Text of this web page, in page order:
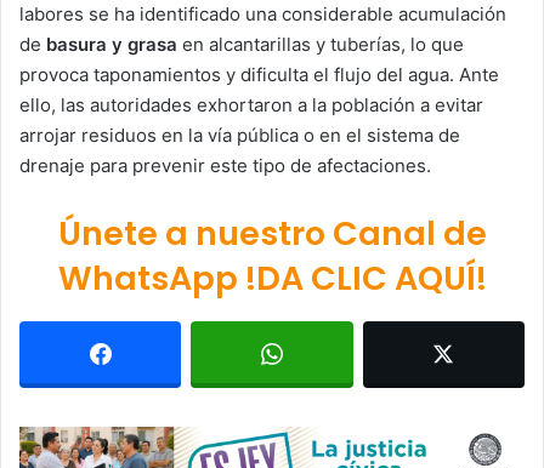
labores se ha identificado una considerable acumulación
de basura y grasa en alcantarillas y tuberías, lo que
provoca taponamientos y dificulta el flujo del agua. Ante
ello, las autoridades exhortaron a la población a evitar
arrojar residuos en la vía pública o en el sistema de
drenaje para prevenir este tipo de afectaciones.
Únete a nuestro Canal de
WhatsApp !DA CLIC AQUÍ!